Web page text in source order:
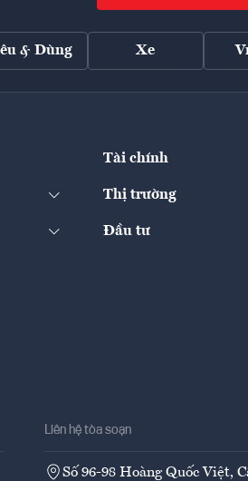
& Dùng Xe
Tài chính
Thị trường
Đầu tư
Liên hệ tòa soạn
Số 96-98 Hoàng Quốc Việt,